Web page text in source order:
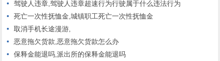
驾驶人违章,驾驶人违章超速行为行驶属于什么违法行为
死亡一次性抚恤金,城镇职工死亡一次性抚恤金
取消手机长途漫游,
恶意拖欠货款,恶意拖欠货款怎么办
保释金能退吗,派出所的保释金能退吗